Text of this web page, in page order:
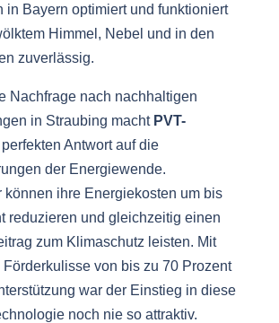
in Bayern optimiert und funktioniert
Himmel, Nebel und in den
zuverlässig.
Nachfrage nach nachhaltigen
in Straubing machtPVT-
Antwort auf die
der Energiewende.
können ihre Energiekosten um bis
reduzieren und gleichzeitig einen
zum Klimaschutz leisten. Mit
von bis zu 70 Prozent
war der Einstieg in diese
noch nie so attraktiv.